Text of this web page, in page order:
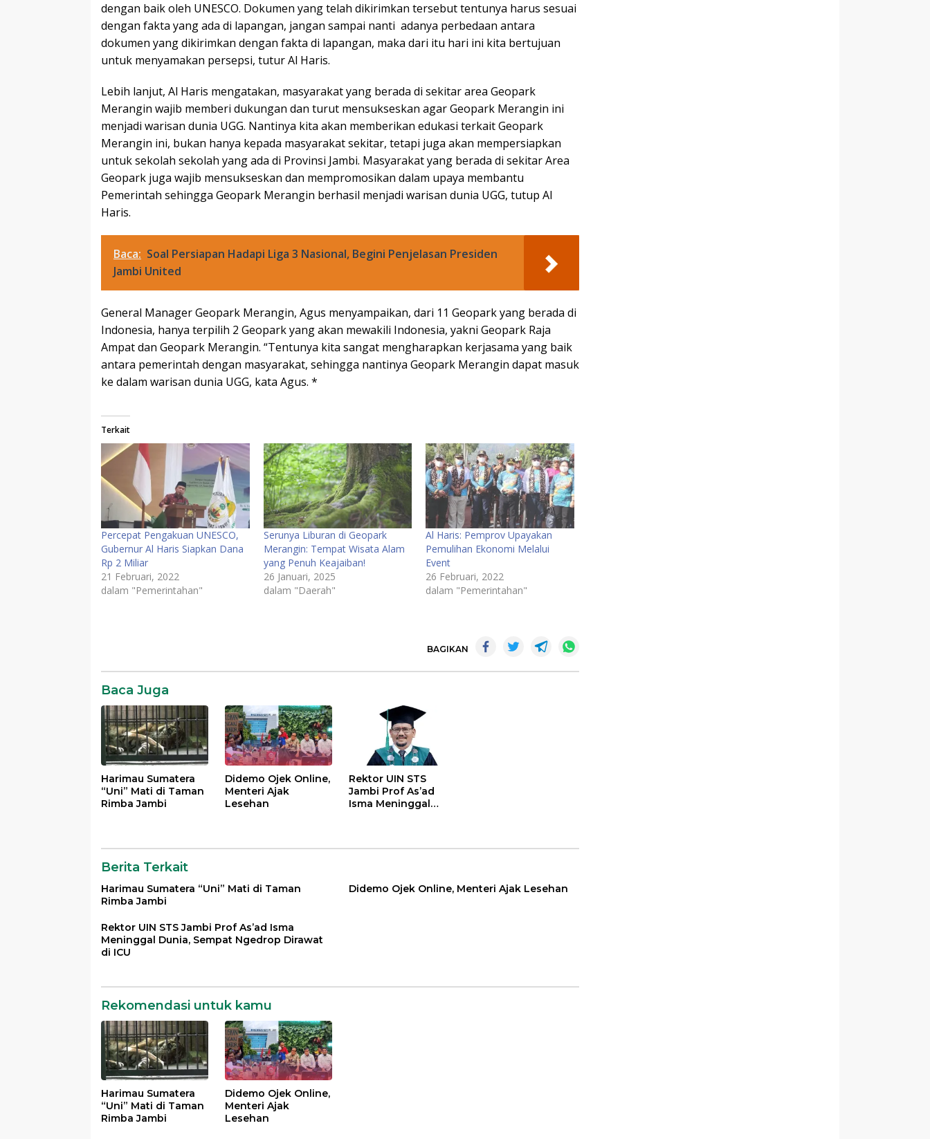
dengan baik oleh UNESCO. Dokumen yang telah dikirimkan tersebut tentunya harus sesuai
dengan fakta yang ada di lapangan, jangan sampai nanti adanya perbedaan antara
dokumen yang dikirimkan dengan fakta di lapangan, maka dari itu hari ini kita bertujuan
untuk menyamakan persepsi, tutur Al Haris.
Lebih lanjut, Al Haris mengatakan, masyarakat yang berada di sekitar area Geopark
Merangin wajib memberi dukungan dan turut mensukseskan agar Geopark Merangin ini
menjadi warisan dunia UGG. Nantinya kita akan memberikan edukasi terkait Geopark
Merangin ini, bukan hanya kepada masyarakat sekitar, tetapi juga akan mempersiapkan
untuk sekolah sekolah yang ada di Provinsi Jambi. Masyarakat yang berada di sekitar Area
Geopark juga wajib mensukseskan dan mempromosikan dalam upaya membantu
Pemerintah sehingga Geopark Merangin berhasil menjadi warisan dunia UGG, tutup Al
Haris.
Baca: Soal Persiapan Hadapi Liga 3 Nasional, Begini Penjelasan Presiden
Jambi United
General Manager Geopark Merangin, Agus menyampaikan, dari 11 Geopark yang berada di
Indonesia, hanya terpilih 2 Geopark yang akan mewakili Indonesia, yakni Geopark Raja
Ampat dan Geopark Merangin. “Tentunya kita sangat mengharapkan kerjasama yang baik
antara pemerintah dengan masyarakat, sehingga nantinya Geopark Merangin dapat masuk
ke dalam warisan dunia UGG, kata Agus. *
Terkait
Percepat Pengakuan UNESCO,
Gubernur Al Haris Siapkan Dana
Rp 2 Miliar
21 Februari, 2022
dalam "Pemerintahan"
Serunya Liburan di Geopark
Merangin: Tempat Wisata Alam
yang Penuh Keajaiban!
26 Januari, 2025
dalam "Daerah"
Al Haris: Pemprov Upayakan
Pemulihan Ekonomi Melalui
Event
26 Februari, 2022
dalam "Pemerintahan"
BAGIKAN
Baca Juga
Harimau Sumatera
“Uni” Mati di Taman
Rimba Jambi
Didemo Ojek Online,
Menteri Ajak
Lesehan
Rektor UIN STS
Jambi Prof As’ad
Isma Meninggal
Berita Terkait
Harimau Sumatera “Uni” Mati di Taman
Rimba Jambi
Didemo Ojek Online, Menteri Ajak Lesehan
Rektor UIN STS Jambi Prof As’ad Isma
Meninggal Dunia, Sempat Ngedrop Dirawat
di ICU
Rekomendasi untuk kamu
Harimau Sumatera
“Uni” Mati di Taman
Rimba Jambi
Didemo Ojek Online,
Menteri Ajak
Lesehan